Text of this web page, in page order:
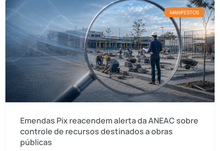
MANIFESTOS
Emendas Pix reacendem alerta da ANEAC sobre
controle de recursos destinados a obras
públicas